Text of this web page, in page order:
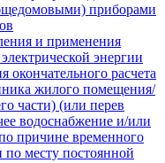
приборами
и применения
энергии
окончательного расчета
жилого помещения/
части) (или перев
водоснабжение и/или
причине временного
по месту постоянной